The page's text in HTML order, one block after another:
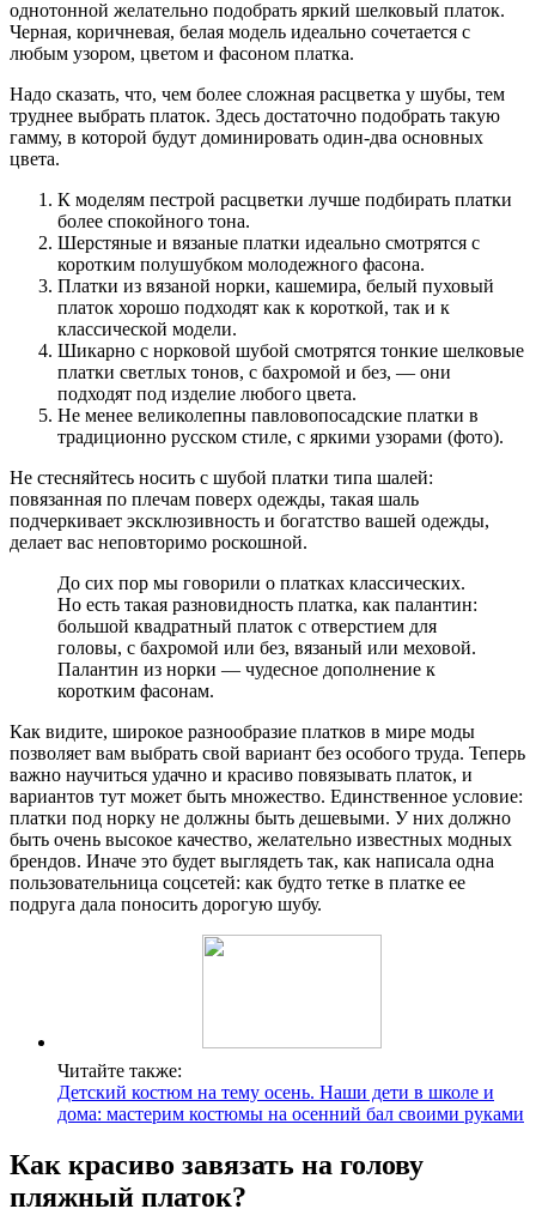
однотонной желательно подобрать яркий шелковый платок.
Черная, коричневая, белая модель идеально сочетается с
любым узором, цветом и фасоном платка.
Надо сказать, что, чем более сложная расцветка у шубы, тем
труднее выбрать платок. Здесь достаточно подобрать такую
гамму, в которой будут доминировать один-два основных
цвета.
К моделям пестрой расцветки лучше подбирать платки
более спокойного тона.
Шерстяные и вязаные платки идеально смотрятся с
коротким полушубком молодежного фасона.
Платки из вязаной норки, кашемира, белый пуховый
платок хорошо подходят как к короткой, так и к
классической модели.
Шикарно с норковой шубой смотрятся тонкие шелковые
платки светлых тонов, с бахромой и без, — они
подходят под изделие любого цвета.
Не менее великолепны павловопосадские платки в
традиционно русском стиле, с яркими узорами (фото).
Не стесняйтесь носить с шубой платки типа шалей:
повязанная по плечам поверх одежды, такая шаль
подчеркивает эксклюзивность и богатство вашей одежды,
делает вас неповторимо роскошной.
До сих пор мы говорили о платках классических.
Но есть такая разновидность платка, как палантин:
большой квадратный платок с отверстием для
головы, с бахромой или без, вязаный или меховой.
Палантин из норки — чудесное дополнение к
коротким фасонам.
Как видите, широкое разнообразие платков в мире моды
позволяет вам выбрать свой вариант без особого труда. Теперь
важно научиться удачно и красиво повязывать платок, и
вариантов тут может быть множество. Единственное условие:
платки под норку не должны быть дешевыми. У них должно
быть очень высокое качество, желательно известных модных
брендов. Иначе это будет выглядеть так, как написала одна
пользовательница соцсетей: как будто тетке в платке ее
подруга дала поносить дорогую шубу.
Читайте также:
Детский костюм на тему осень. Наши дети в школе и
дома: мастерим костюмы на осенний бал своими руками
Как красиво завязать на голову
пляжный платок?